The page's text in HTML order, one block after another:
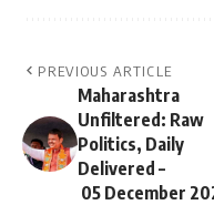
PREVIOUS ARTICLE
Maharashtra
Unfiltered: Raw
Politics, Daily
Delivered –
05 December